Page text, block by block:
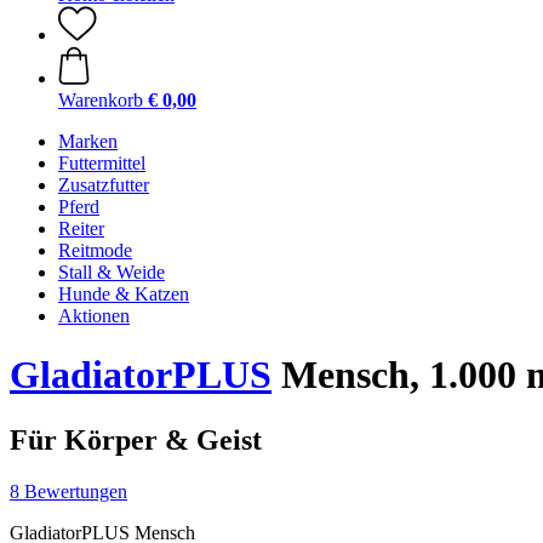
Warenkorb € 0,00
Marken
Futtermittel
Zusatzfutter
Pferd
Reiter
Reitmode
Stall & Weide
Hunde & Katzen
Aktionen
GladiatorPLUS Mensch, 1.000
Für Körper & Geist
8 Bewertungen
GladiatorPLUS Mensch